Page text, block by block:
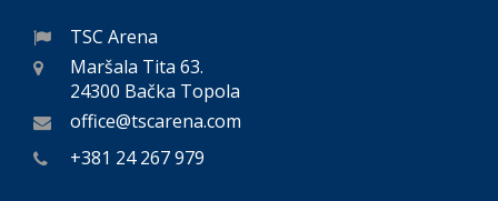
TSC Arena
Maršala Tita 63.
24300 Bačka Topola
office@tscarena.com
+381 24 267 979